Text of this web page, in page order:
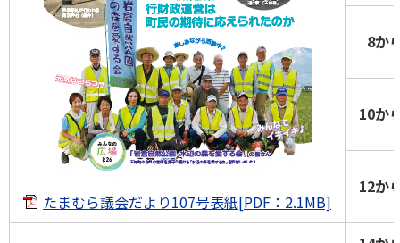
たまむら議会だより107号表紙[PDF：2.1MB]
8か
10か
12か